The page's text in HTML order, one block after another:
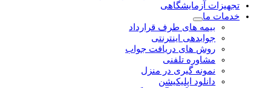
تجهیزات آزمایشگاهی
خدمات ما
بیمه های طرف قرارداد
جوابدهی اینترنتی
روش های دریافت جواب
مشاوره تلفنی
نمونه گیری در منزل
دانلود اپلیکیشن